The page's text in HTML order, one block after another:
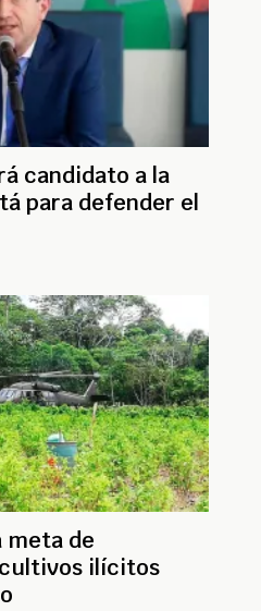
candidato a la
para defender el
meta de
ilícitos